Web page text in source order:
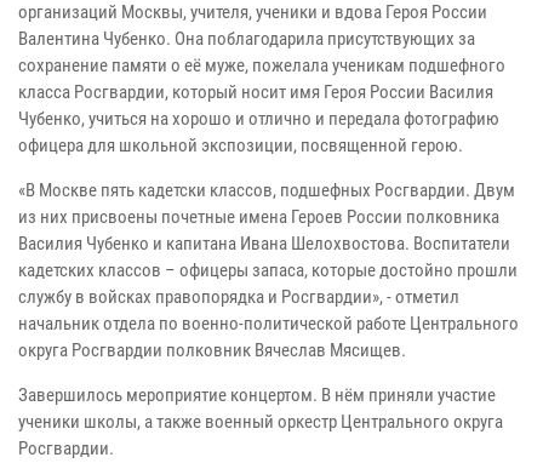
организаций Москвы, учителя, ученики и вдова Героя России
Валентина Чубенко. Она поблагодарила присутствующих за
сохранение памяти о её муже, пожелала ученикам подшефного
класса Росгвардии, который носит имя Героя России Василия
Чубенко, учиться на хорошо и отлично и передала фотографию
офицера для школьной экспозиции, посвященной герою.
«В Москве пять кадетски классов, подшефных Росгвардии. Двум
из них присвоены почетные имена Героев России полковника
Василия Чубенко и капитана Ивана Шелохвостова. Воспитатели
кадетских классов – офицеры запаса, которые достойно прошли
службу в войсках правопорядка и Росгвардии», - отметил
начальник отдела по военно-политической работе Центрального
округа Росгвардии полковник Вячеслав Мясищев.
Завершилось мероприятие концертом. В нём приняли участие
ученики школы, а также военный оркестр Центрального округа
Росгвардии.